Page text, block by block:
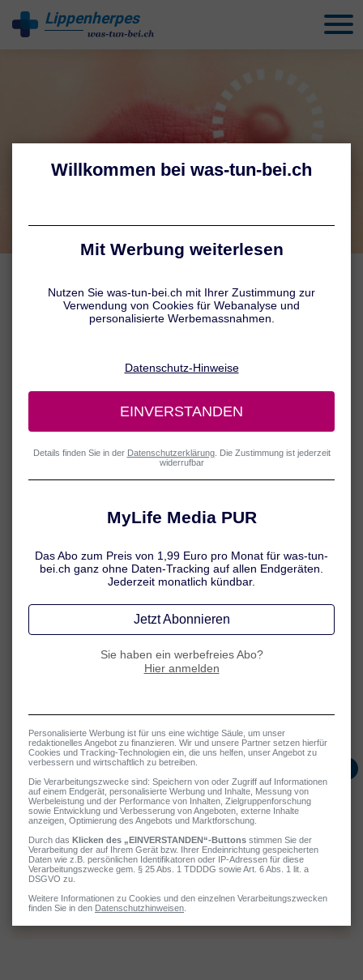
Lippenherpesbehandeln
Lippenherpes: Ursachen
Bevölkerung sehr weit verbreitet und so sind rund 85 Prozent der
Erreger: Herpes-simplex-Viren
Das Herpes-simplex-Virus vom Typ 1 ist in der Regel für
Lippenherpes verantwortlich, während das Virus vom Typ 2 meist
Typen an beiden Körperstellen Herpes auslösen.
Wer sich einmal mit Herpes-Viren infiziert hat, trägt die Erreger ein
Leben lang in sich und es kann jederzeit zu einem erneuten
Bei einem Teil der Infizierten kommt es in individuell
Grippe geschwächt ist.
Ursachen
Lippenherpes
Die unangenehmen Bläschen werden durch Herpes-simplex-
Viren vom Typ 1 oder 2 verursacht.
Fast 85 Prozent der Weltbevölkerung tragen die Viren in sich.
Die Viren bleiben ein Leben lang im Körper und können so
immer wieder zu Herpes an der Lippe führen.